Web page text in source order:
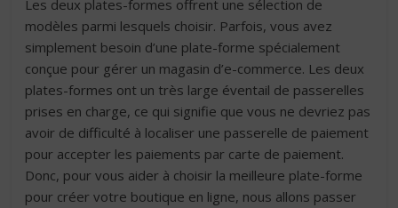
Les deux plates-formes offrent une sélection de
modèles parmi lesquels choisir. Parfois, vous avez
simplement besoin d’une plate-forme spécialement
conçue pour gérer un magasin d’e-commerce. Les deux
plates-formes ont un très large éventail de passerelles
prises en charge, ce qui signifie que vous ne devriez pas
avoir de difficulté à localiser une passerelle de paiement
pour accepter les paiements par carte de paiement.
Donc, pour vous aider à choisir la meilleure plate-forme
pour créer votre boutique en ligne, nous allons passer